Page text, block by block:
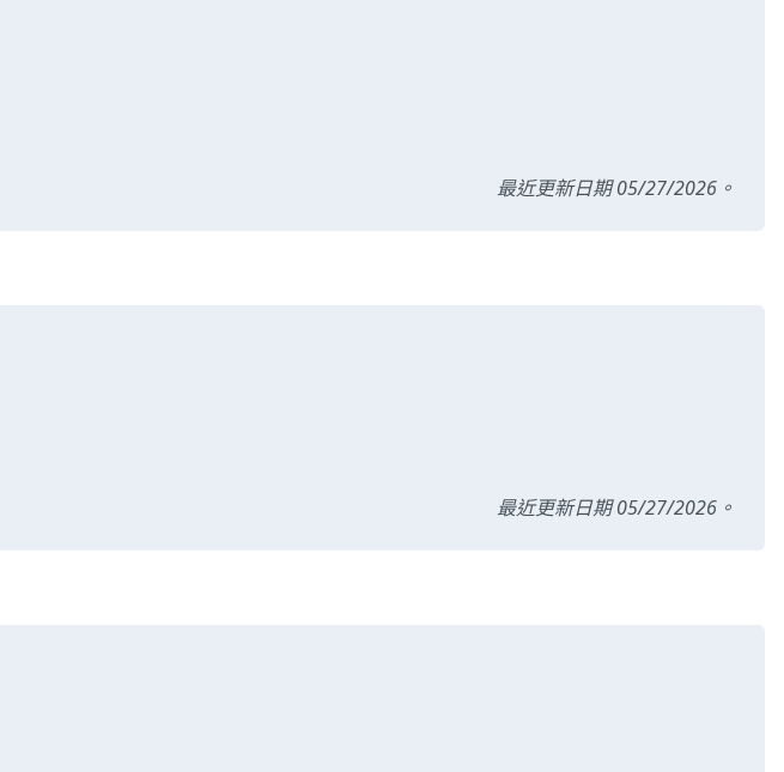
最近更新日期 05/27/2026。
最近更新日期 05/27/2026。